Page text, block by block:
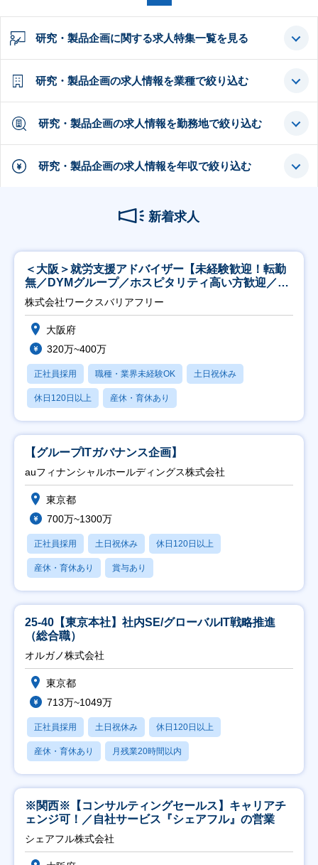
研究・製品企画に関する求人特集一覧を見る
研究・製品企画の求人情報を業種で絞り込む
研究・製品企画の求人情報を勤務地で絞り込む
研究・製品企画の求人情報を年収で絞り込む
新着求人
＜大阪＞就労支援アドバイザー【未経験歓迎！転勤
無／DYMグループ／ホスピタリティ高い方歓迎／土
日祝】
株式会社ワークスバリアフリー
大阪府
320万~400万
正社員採用 職種・業界未経験OK 土日祝休み
休日120日以上 産休・育休あり
【グループITガバナンス企画】
auフィナンシャルホールディングス株式会社
東京都
700万~1300万
正社員採用 土日祝休み 休日120日以上
産休・育休あり 賞与あり
25-40【東京本社】社内SE/グローバルIT戦略推進
（総合職）
オルガノ株式会社
東京都
713万~1049万
正社員採用 土日祝休み 休日120日以上
産休・育休あり 月残業20時間以内
※関西※【コンサルティングセールス】キャリアチ
ェンジ可！／自社サービス『シェアフル』の営業
シェアフル株式会社